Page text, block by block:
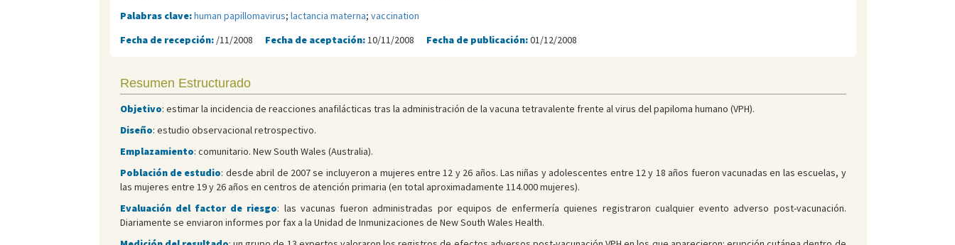
Palabras clave:human papillomavirus; lactancia materna; vaccination
Fecha de recepción: /11/2008 Fecha de aceptación:10/11/2008 Fecha de publicación:01/12/2008
Resumen Estructurado
Objetivo: estimar la incidencia de reacciones anafilácticas tras la administración de la vacuna tetravalente frente al virus del papiloma humano (VPH).
Diseño: estudio observacional retrospectivo.
Emplazamiento: comunitario. New South Wales (Australia).
Población de estudio: desde abril de 2007 se incluyeron a mujeres entre 12 y 26 años. Las niñas y adolescentes entre 12 y 18 años fueron vacunadas en las escuelas, y
las mujeres entre 19 y 26 años en centros de atención primaria (en total aproximadamente 114.000 mujeres).
Evaluación del factor de riesgo: las vacunas fueron administradas por equipos de enfermería quienes registraron cualquier evento adverso post-vacunación.
Diariamente se enviaron informes por fax a la Unidad de Inmunizaciones de New South Wales Health.